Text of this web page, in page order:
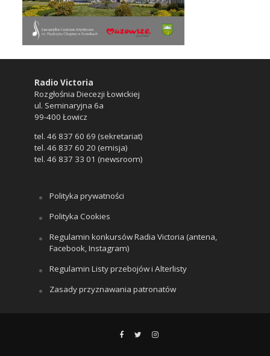
Radio Victoria
Rozgłośnia Diecezji Łowickiej
ul. Seminaryjna 6a
99-400 Łowicz
tel. 46 837 60 69 (sekretariat)
tel. 46 837 60 20 (emisja)
tel. 46 837 33 01 (newsroom)
Polityka prywatności
Polityka Cookies
Regulamin konkursów Radia Victoria (antena,
Facebook, Instagram)
Regulamin Listy przebojów i Alterlisty
Zasady przyznawania patronatów